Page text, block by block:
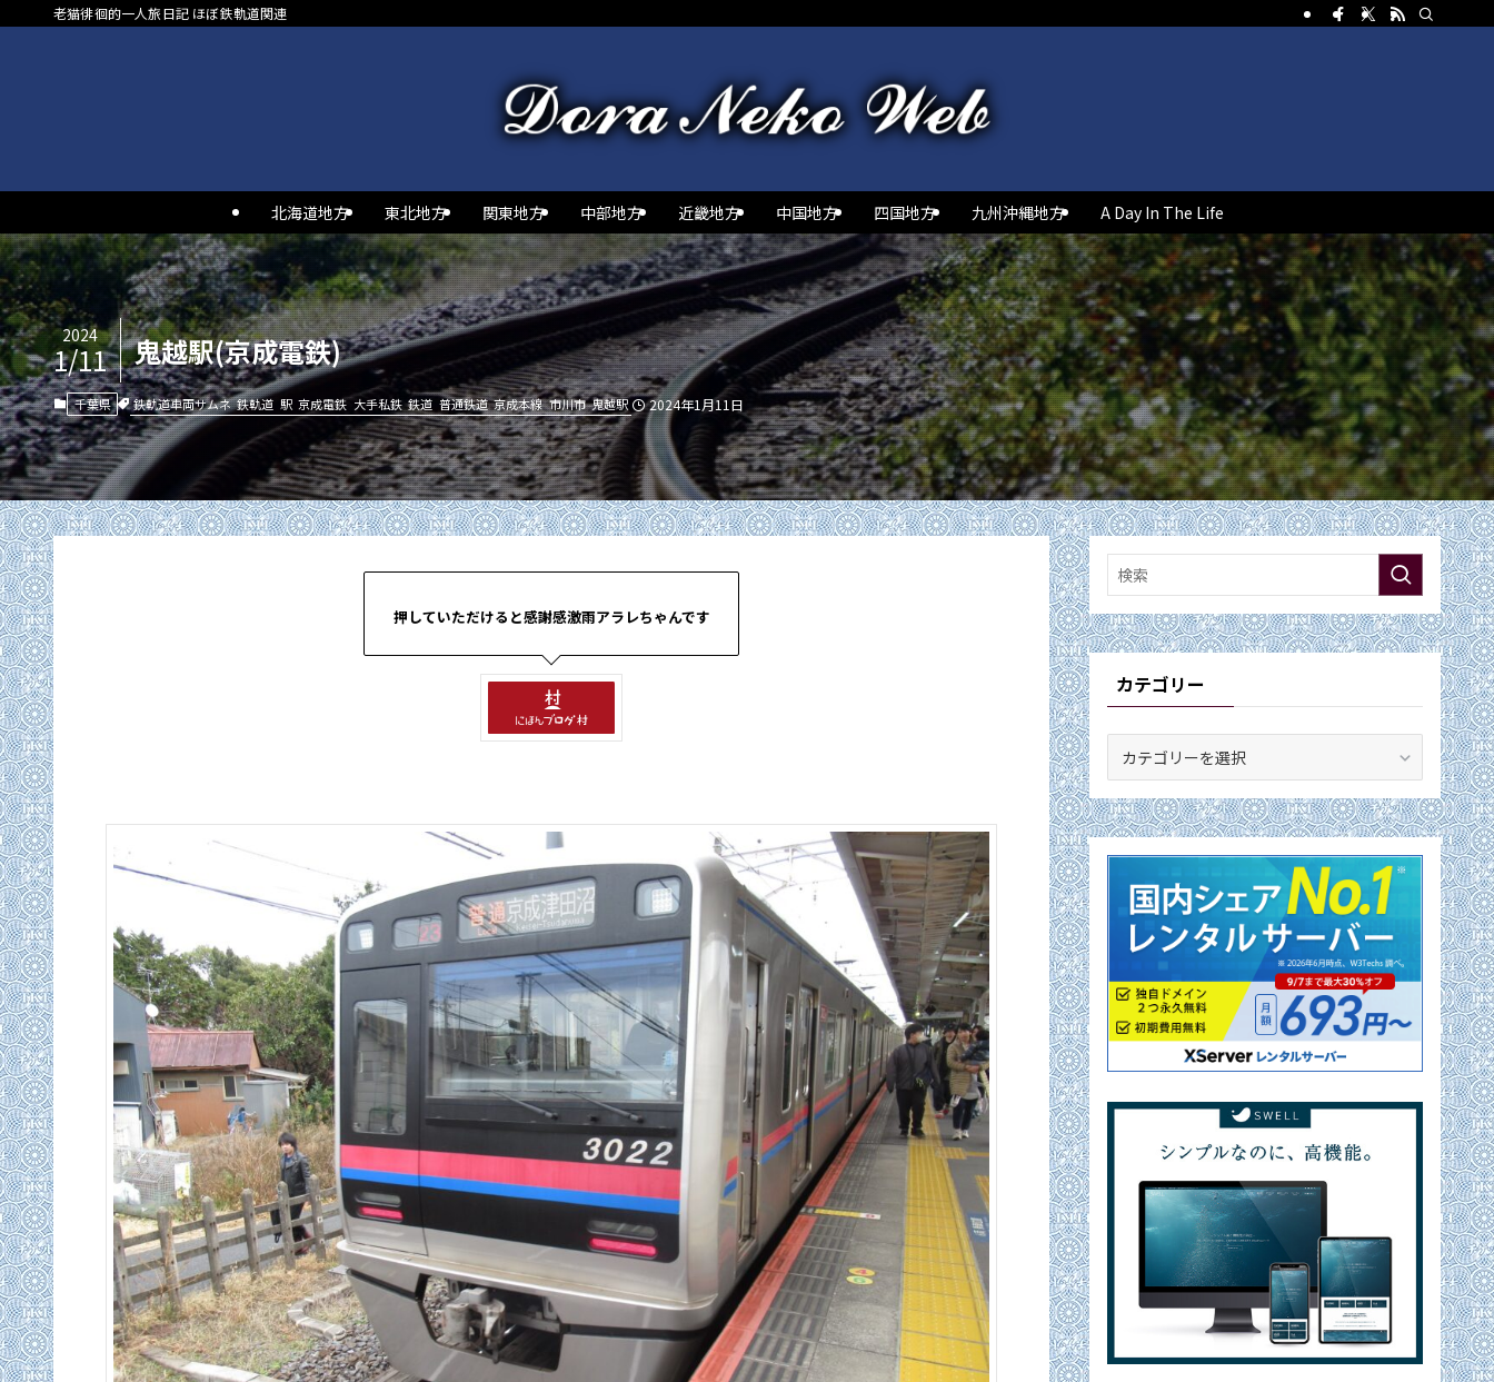
老猫徘徊的一人旅日記 ほぼ鉄軌道関連
北海道地方 東北地方 関東地方 中部地方 近畿地方 中国地方 四国地方 九州沖縄地方 A Day In The Life
鬼越駅(京成電鉄)
2024
1/11
千葉県 鉄軌道車両サムネ 鉄軌道 駅 京成電鉄 大手私鉄 鉄道 普通鉄道 京成本線 市川市 鬼越駅 2024年1月11日
押していただけると感謝感激雨アラレちゃんです
カテゴリー
ゴ
リ
ー